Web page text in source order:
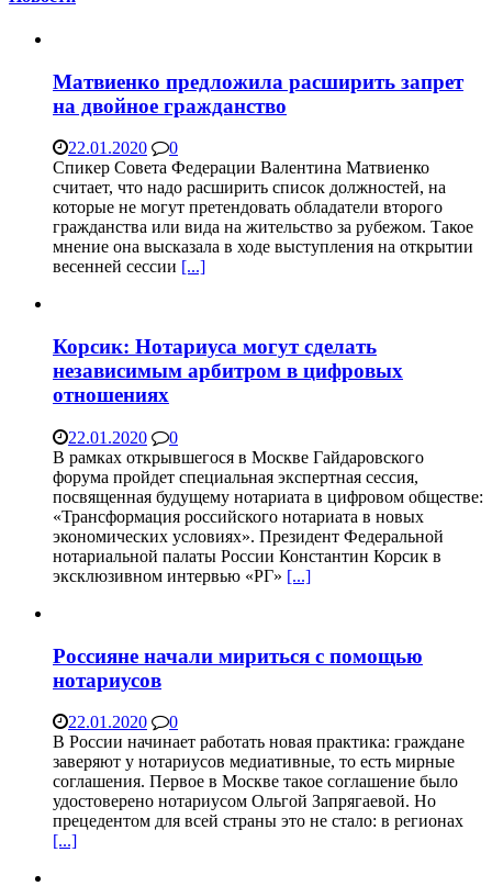
Матвиенко предложила расширить запрет
на двойное гражданство
22.01.2020
0
Спикер Совета Федерации Валентина Матвиенко
считает, что надо расширить список должностей, на
которые не могут претендовать обладатели второго
гражданства или вида на жительство за рубежом. Такое
мнение она высказала в ходе выступления на открытии
весенней сессии [...]
Корсик: Нотариуса могут сделать
независимым арбитром в цифровых
отношениях
22.01.2020
0
В рамках открывшегося в Москве Гайдаровского
форума пройдет специальная экспертная сессия,
посвященная будущему нотариата в цифровом обществе:
«Трансформация российского нотариата в новых
экономических условиях». Президент Федеральной
нотариальной палаты России Константин Корсик в
эксклюзивном интервью «РГ» [...]
Россияне начали мириться с помощью
нотариусов
22.01.2020
0
В России начинает работать новая практика: граждане
заверяют у нотариусов медиативные, то есть мирные
соглашения. Первое в Москве такое соглашение было
удостоверено нотариусом Ольгой Запрягаевой. Но
прецедентом для всей страны это не стало: в регионах
[...]